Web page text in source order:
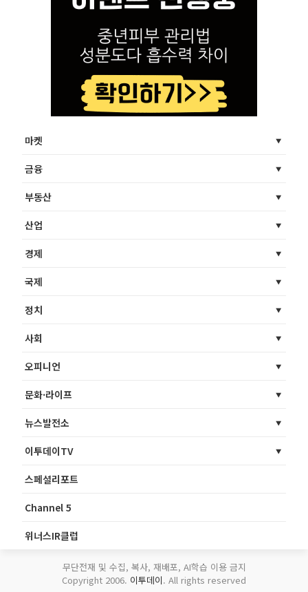
마켓
금융
부동산
산업
경제
국제
정치
사회
오피니언
문화·라이프
뉴스발전소
이투데이TV
스페셜리포트
Channel 5
위너스IR클럽
무단전재 및 수집, 복사, 재배포, AI학습 이용 금지
Copyright 2006. 이투데이. All rights reserved